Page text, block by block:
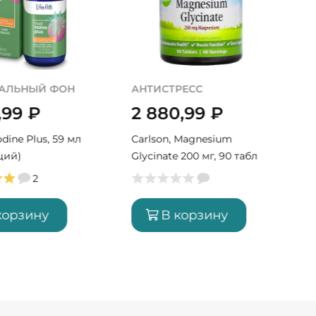
ФОН
₽
Plus, 59 мл
2
АНТИСТРЕСС
2 880,99₽
Carlson, Magnesium
Glycinate 200 мг, 90 табл
(90 порций)
В корзину